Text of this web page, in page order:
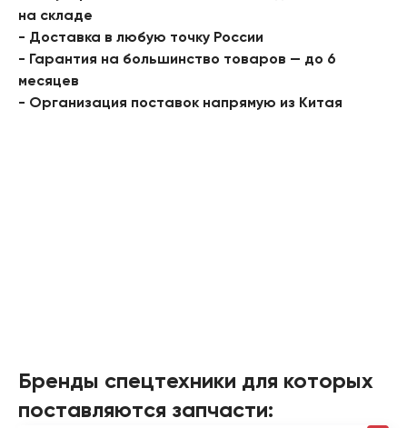
на складе
- Доставка в любую точку России
- Гарантия на большинство товаров — до 6
месяцев
- Организация поставок напрямую из Китая
Бренды спецтехники для которых
поставляются запчасти: